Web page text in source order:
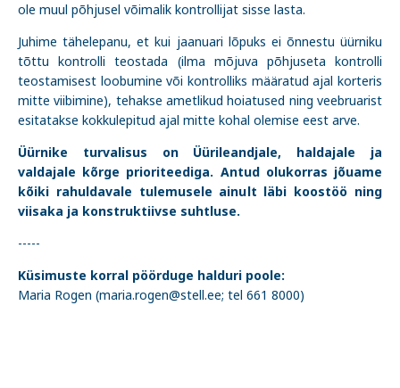
ole muul põhjusel võimalik kontrollijat sisse lasta.
Juhime tähelepanu, et kui jaanuari lõpuks ei õnnestu üürniku
tõttu kontrolli teostada (ilma mõjuva põhjuseta kontrolli
teostamisest loobumine või kontrolliks määratud ajal korteris
mitte viibimine), tehakse ametlikud hoiatused ning veebruarist
esitatakse kokkulepitud ajal mitte kohal olemise eest arve.
Üürnike turvalisus on Üürileandjale, haldajale ja
valdajale kõrge prioriteediga. Antud olukorras jõuame
kõiki rahuldavale tulemusele ainult läbi koostöö ning
viisaka ja konstruktiivse suhtluse.
-----
Küsimuste korral pöörduge halduri poole:
Maria Rogen (maria.rogen@stell.ee; tel 661 8000)